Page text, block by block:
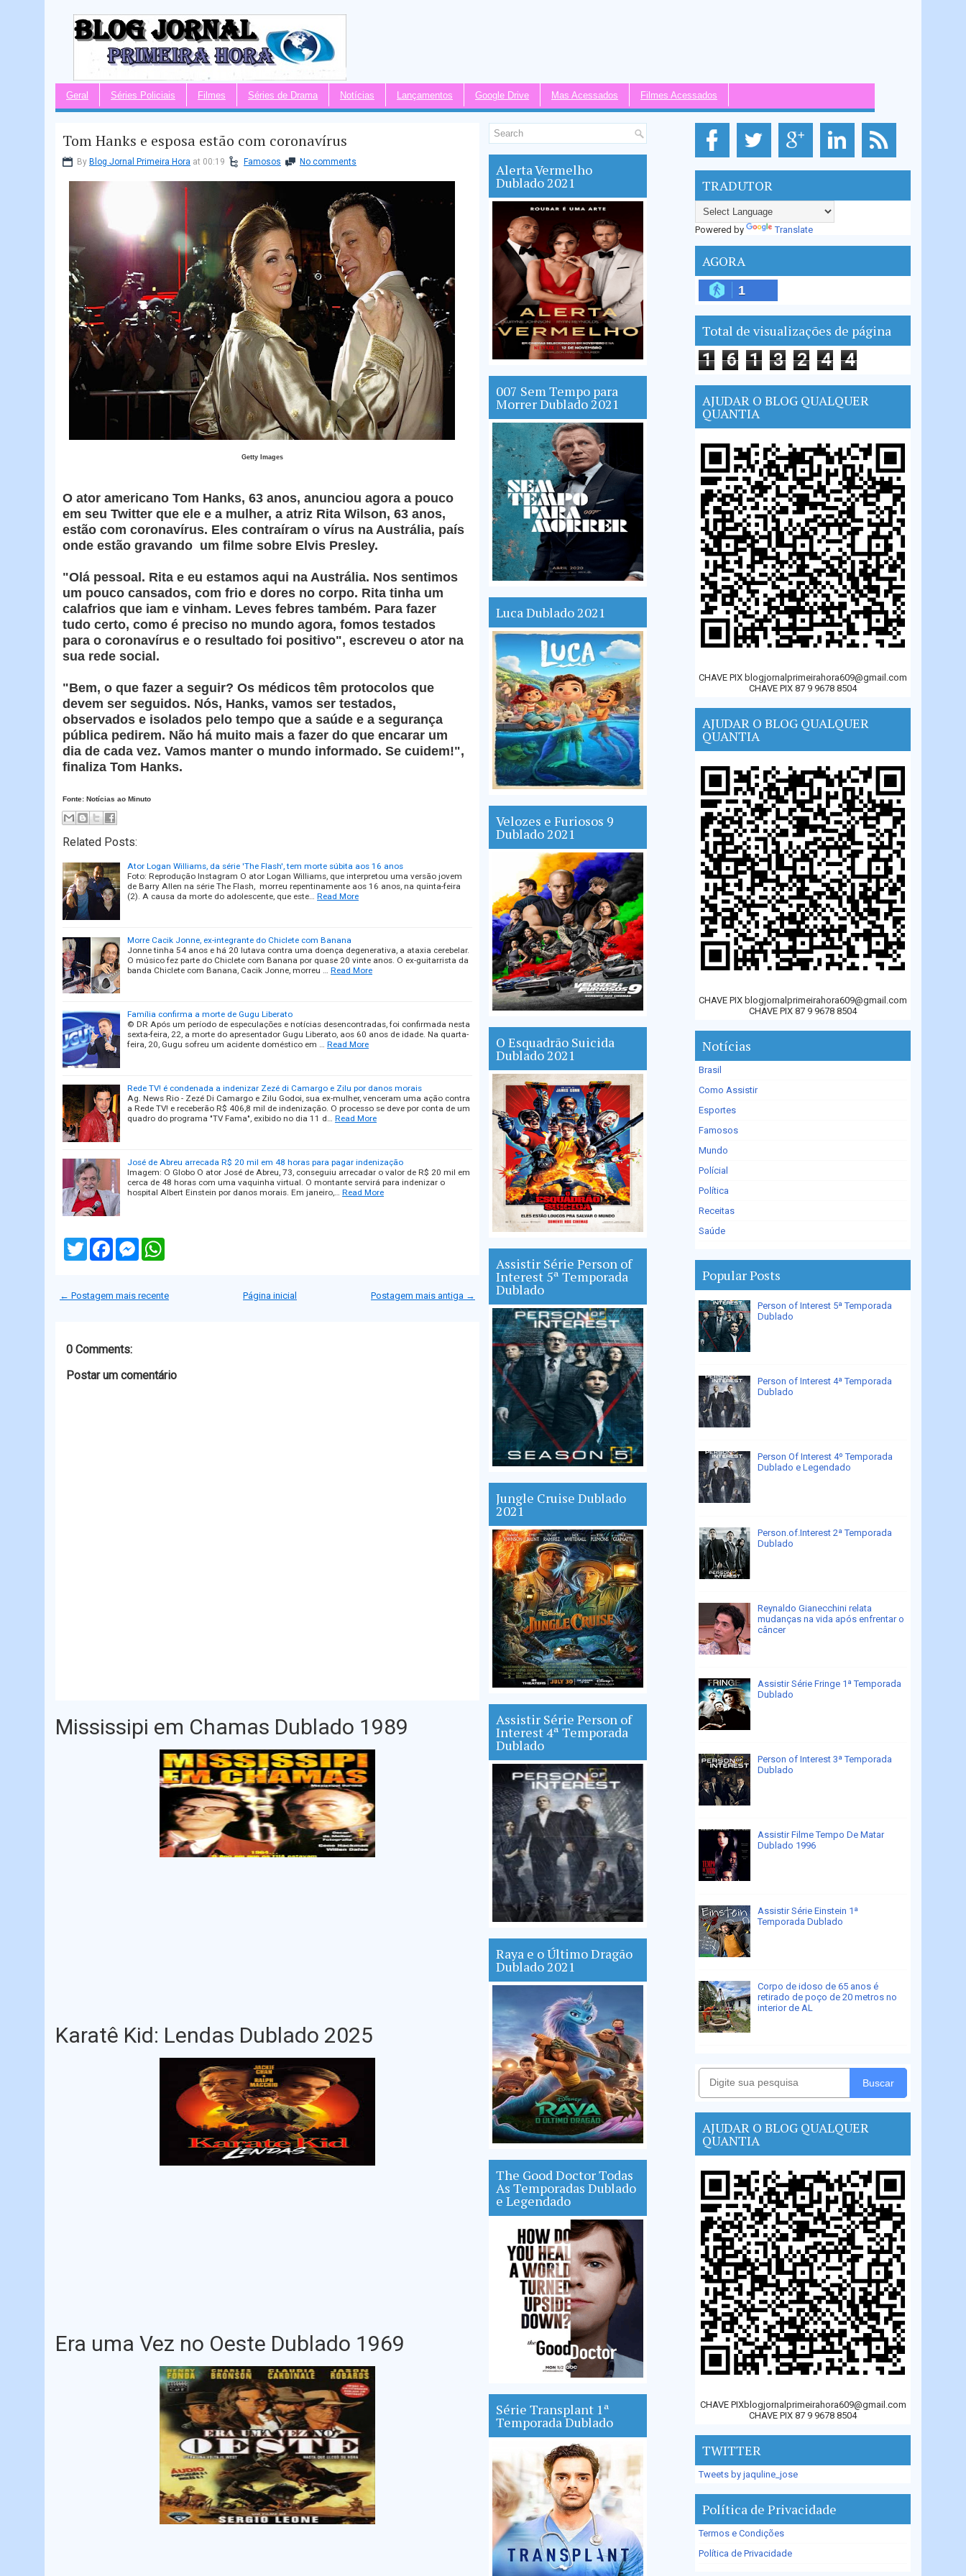
Geral Séries Policiais Filmes Séries de Drama Notícias Lançamentos Google Drive Mas Acessados Filmes Acessados
Tom Hanks e esposa estão com coronavírus
By Blog Jornal Primeira Hora at 00:19 Famosos No comments
Getty Images
O ator americano Tom Hanks, 63 anos, anunciou agora a pouco
em seu Twitter que ele e a mulher, a atriz Rita Wilson, 63 anos,
estão com coronavírus. Eles contraíram o vírus na Austrália, país
onde estão gravando um filme sobre Elvis Presley.
"Olá pessoal. Rita e eu estamos aqui na Austrália. Nos sentimos
um pouco cansados, com frio e dores no corpo. Rita tinha um
calafrios que iam e vinham. Leves febres também. Para fazer
tudo certo, como é preciso no mundo agora, fomos testados
para o coronavírus e o resultado foi positivo", escreveu o ator na
sua rede social.
"Bem, o que fazer a seguir? Os médicos têm protocolos que
devem ser seguidos. Nós, Hanks, vamos ser testados,
observados e isolados pelo tempo que a saúde e a segurança
pública pedirem. Não há muito mais a fazer do que encarar um
dia de cada vez. Vamos manter o mundo informado. Se cuidem!",
finaliza Tom Hanks.
Fonte: Notícias ao Minuto
Related Posts:
Ator Logan Williams, da série 'The Flash', tem morte súbita aos 16 anos
Foto: Reprodução Instagram O ator Logan Williams, que interpretou uma versão jovem
de Barry Allen na série The Flash, morreu repentinamente aos 16 anos, na quinta-feira
(2). A causa da morte do adolescente, que este… Read More
Morre Cacik Jonne, ex-integrante do Chiclete com Banana
Jonne tinha 54 anos e há 20 lutava contra uma doença degenerativa, a ataxia cerebelar.
O músico fez parte do Chiclete com Banana por quase 20 vinte anos. O ex-guitarrista da
banda Chiclete com Banana, Cacik Jonne, morreu … Read More
Família confirma a morte de Gugu Liberato
© DR Após um período de especulações e notícias desencontradas, foi confirmada nesta
sexta-feira, 22, a morte do apresentador Gugu Liberato, aos 60 anos de idade. Na quarta-
feira, 20, Gugu sofreu um acidente doméstico em … Read More
Rede TV! é condenada a indenizar Zezé di Camargo e Zilu por danos morais
Ag. News Rio - Zezé Di Camargo e Zilu Godoi, sua ex-mulher, venceram uma ação contra
a Rede TV! e receberão R$ 406,8 mil de indenização. O processo se deve por conta de um
quadro do programa "TV Fama", exibido no dia 11 d… Read More
José de Abreu arrecada R$ 20 mil em 48 horas para pagar indenização
Imagem: O Globo O ator José de Abreu, 73, conseguiu arrecadar o valor de R$ 20 mil em
cerca de 48 horas com uma vaquinha virtual. O montante servirá para indenizar o
hospital Albert Einstein por danos morais. Em janeiro,… Read More
T
w
e
F
o
M
n
A
← Postagem mais recente Postagem mais antiga →
Página inicial
0 Comments:
Postar um comentário
Mississipi em Chamas Dublado 1989
Karatê Kid: Lendas Dublado 2025
Era uma Vez no Oeste Dublado 1969
Alerta Vermelho
Dublado 2021
007 Sem Tempo para
Morrer Dublado 2021
Luca Dublado 2021
Velozes e Furiosos 9
Dublado 2021
O Esquadrão Suicida
Dublado 2021
Assistir Série Person of
Interest 5ª Temporada
Dublado
Jungle Cruise Dublado
2021
Assistir Série Person of
Interest 4ª Temporada
Dublado
Raya e o Último Dragão
Dublado 2021
The Good Doctor Todas
As Temporadas Dublado
e Legendado
Série Transplant 1ª
Temporada Dublado
TRADUTOR
Powered by Translate
AGORA
1
Total de visualizações de página
1 6 1 3 2 4 4
AJUDAR O BLOG QUALQUER
QUANTIA
CHAVE PIX blogjornalprimeirahora609@gmail.com
CHAVE PIX 87 9 9678 8504
AJUDAR O BLOG QUALQUER
QUANTIA
CHAVE PIX blogjornalprimeirahora609@gmail.com
CHAVE PIX 87 9 9678 8504
Notícias
Brasil
Como Assistir
Esportes
Famosos
Mundo
Polícial
Política
Receitas
Saúde
Popular Posts
Person of Interest 5ª Temporada
Dublado
Person of Interest 4ª Temporada
Dublado
Person Of Interest 4º Temporada
Dublado e Legendado
Person.of.Interest 2ª Temporada
Dublado
Reynaldo Gianecchini relata
mudanças na vida após enfrentar o
câncer
Assistir Série Fringe 1ª Temporada
Dublado
Person of Interest 3ª Temporada
Dublado
Assistir Filme Tempo De Matar
Dublado 1996
Assistir Série Einstein 1ª
Temporada Dublado
Corpo de idoso de 65 anos é
retirado de poço de 20 metros no
interior de AL
Buscar
AJUDAR O BLOG QUALQUER
QUANTIA
CHAVE PIXblogjornalprimeirahora609@gmail.com
CHAVE PIX 87 9 9678 8504
TWITTER
Tweets by jaquline_jose
Política de Privacidade
Termos e Condições
Política de Privacidade